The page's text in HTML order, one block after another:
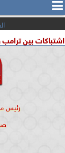
ترامب ونائبه
رئيس